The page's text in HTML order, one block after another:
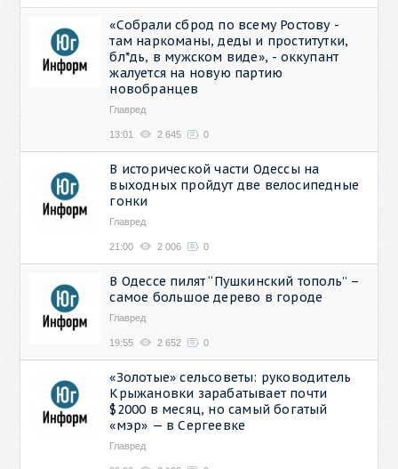
«Собрали сброд по всему Ростову -
там наркоманы, деды и проститутки,
бл*дь, в мужском виде», - оккупант
жалуется на новую партию
новобранцев
Главред
13:01 2 645 0
В исторической части Одессы на
выходных пройдут две велосипедные
гонки
Главред
21:00 2 006 0
В Одессе пилят “Пушкинский тополь” –
самое большое дерево в городе
Главред
19:55 2 652 0
«Золотые» сельсоветы: руководитель
Крыжановки зарабатывает почти
$2000 в месяц, но самый богатый
«мэр» — в Сергеевке
Главред